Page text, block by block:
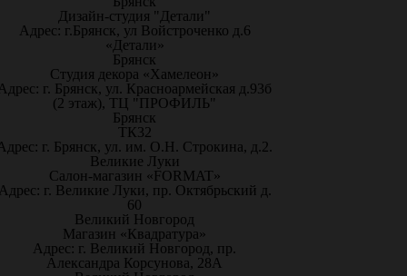
Дизайн-студия "Детали"
Адрес: г.Брянск, ул Войстроченко д.6
«Детали»
Брянск
Студия декора «Хамелеон»
г. Брянск, ул. Красноармейская д.93б
(2 этаж), ТЦ "ПРОФИЛЬ"
Брянск
ТК32
г. Брянск, ул. им. О.Н. Строкина, д.2.
Великие Луки
Салон-магазин «FORMAT»
г. Великие Луки, пр. Октябрьский д.
60
Великий Новгород
Магазин «Квадратура»
Адрес: г. Великий Новгород, пр.
Александра Корсунова, 28А